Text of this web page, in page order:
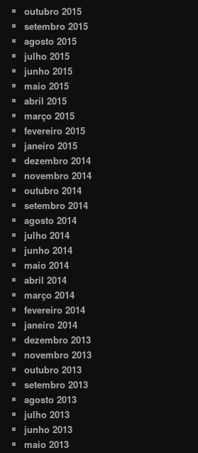
outubro 2015
setembro 2015
agosto 2015
julho 2015
junho 2015
maio 2015
abril 2015
março 2015
fevereiro 2015
janeiro 2015
dezembro 2014
novembro 2014
outubro 2014
setembro 2014
agosto 2014
julho 2014
junho 2014
maio 2014
abril 2014
março 2014
fevereiro 2014
janeiro 2014
dezembro 2013
novembro 2013
outubro 2013
setembro 2013
agosto 2013
julho 2013
junho 2013
maio 2013